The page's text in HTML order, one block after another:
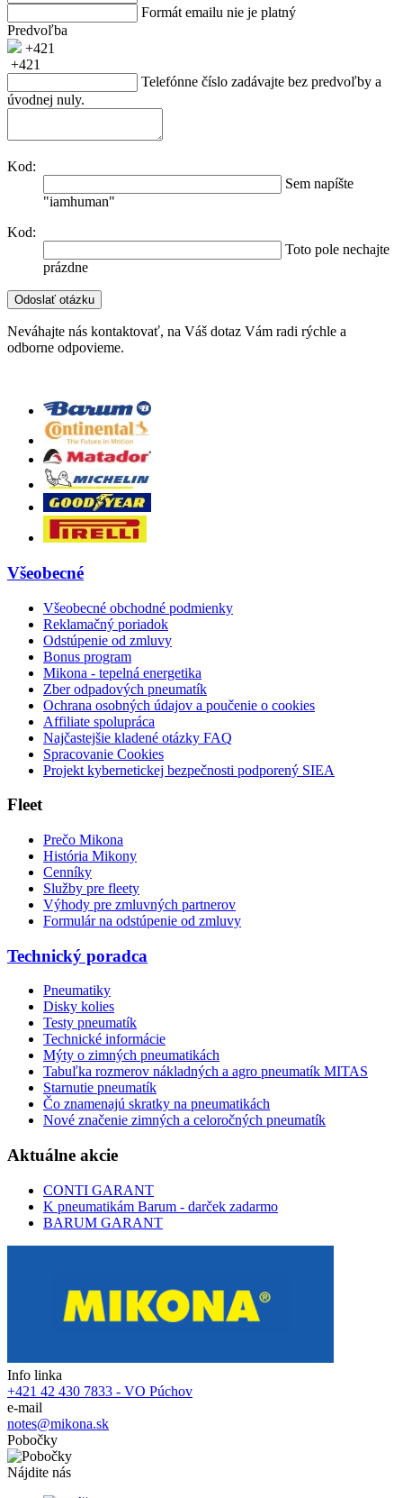
Formát emailu nie je platný
Predvoľba
+421
+421
Telefónne číslo zadávajte bez predvoľby a
úvodnej nuly.
Kod:
Sem napíšte
"iamhuman"
Kod:
Toto pole nechajte
prázdne
Neváhajte nás kontaktovať, na Váš dotaz Vám radi rýchle a
odborne odpovieme.
Všeobecné
Všeobecné obchodné podmienky
Reklamačný poriadok
Odstúpenie od zmluvy
Bonus program
Mikona - tepelná energetika
Zber odpadových pneumatík
Ochrana osobných údajov a poučenie o cookies
Affiliate spolupráca
Najčastejšie kladené otázky FAQ
Spracovanie Cookies
Projekt kybernetickej bezpečnosti podporený SIEA
Fleet
Prečo Mikona
História Mikony
Cenníky
Služby pre fleety
Výhody pre zmluvných partnerov
Formulár na odstúpenie od zmluvy
Technický poradca
Pneumatiky
Disky kolies
Testy pneumatík
Technické informácie
Mýty o zimných pneumatikách
Tabuľka rozmerov nákladných a agro pneumatík MITAS
Starnutie pneumatík
Čo znamenajú skratky na pneumatikách
Nové značenie zimných a celoročných pneumatík
Aktuálne akcie
CONTI GARANT
K pneumatikám Barum - darček zadarmo
BARUM GARANT
Info linka
+421 42 430 7833 - VO Púchov
e-mail
notes@mikona.sk
Pobočky
Nájdite nás